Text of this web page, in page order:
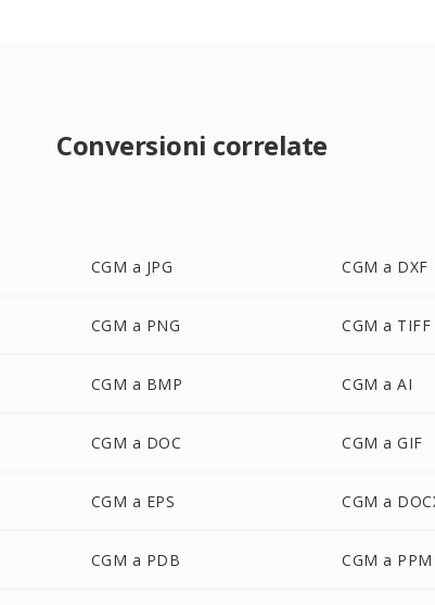
Conversioni correlate
CGM a JPG CGM a DXF
CGM a PNG CGM a TIFF
CGM a BMP CGM a AI
CGM a DOC CGM a GIF
CGM a EPS CGM a
CGM a PDB CGM a PPM